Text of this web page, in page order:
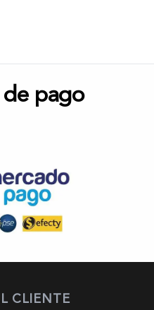
pago
CLIENTE